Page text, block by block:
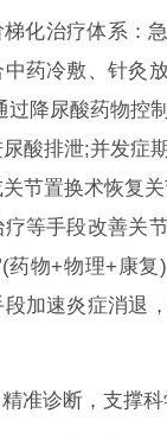
治疗体系：急
药冷敷、针灸
过降尿酸药物控
酸排泄;并发症
节置换术恢复
等手段改善关
药物+物理+康复
加速炎症消退
诊断，支撑科